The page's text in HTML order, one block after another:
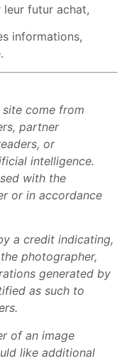
futur achat,
informations,
site come from
partner
or
intelligence.
with the
or in accordance
a credit indicating,
photographer,
generated by
as such to
of an image
like additional